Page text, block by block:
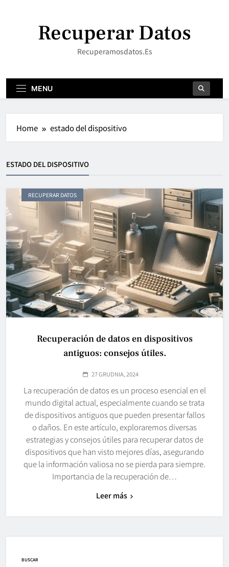
Recuperar Datos
Recuperamosdatos.es
MENU
Home estado del dispositivo
ESTADO DEL DISPOSITIVO
RECUPERAR DATOS
Recuperación de datos en dispositivos
antiguos: consejos útiles.
27 GRUDNIA, 2024
La recuperación de datos es un proceso esencial en el
mundo digital actual, especialmente cuando se trata
de dispositivos antiguos que pueden presentar fallos
o daños. En este artículo, exploraremos diversas
estrategias y consejos útiles para recuperar datos de
dispositivos que han visto mejores días, asegurando
que la información valiosa no se pierda para siempre.
Importancia de la recuperación de…
Leer más
BUSCAR